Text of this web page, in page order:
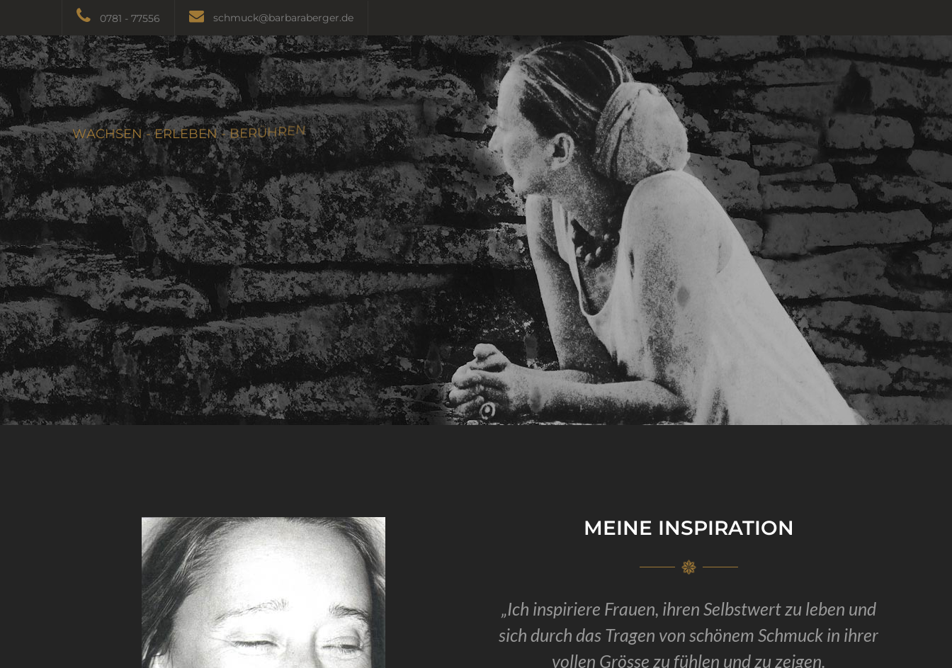
0781 - 77556 schmuck@barbaraberger.de
WACHSEN - ERLEBEN - BERÜHREN
So individuell wie Sie!
MEINE INSPIRATION
„Ich inspiriere Frauen, ihren Selbstwert zu leben und
sich durch das Tragen von schönem Schmuck in ihrer
vollen Grösse zu fühlen und zu zeigen.